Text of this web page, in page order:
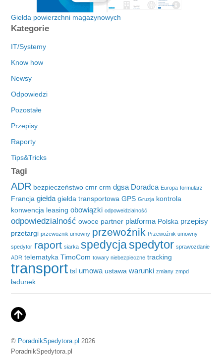
Giełda powierzchni magazynowych
Kategorie
IT/Systemy
Know how
Newsy
Odpowiedzi
Pozostałe
Przepisy
Raporty
Tips&Tricks
Tagi
ADR bezpieczeństwo cmr crm dgsa Doradca Europa formularz
Francja giełda giełda transportowa GPS Gruzja kontrola
konwencja leasing obowiązki odpoweidzialność
odpowiedzialność owoce partner platforma Polska przepisy
przetargi przewoznik umowny przewoźnik Przewoźnik umowny
spedytor raport siarka spedycjaspedytor sprawozdanie
ADR telematyka TimoCom towary niebezpieczne tracking
transport tsl umowa ustawa warunki zmiany zmpd
ładunek
© PoradnikSpedytora.pl 2026
PoradnikSpedytora.pl